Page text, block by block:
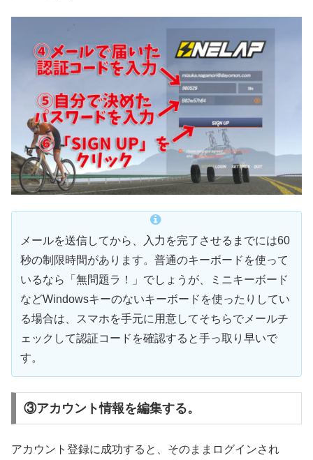
メールを送信してから、入力を完了させるまでには60
秒の制限時間があります。普通のキーボードを使って
いるなら「無問題ラ！」でしょうが、ミニキーボード
などWindowsキーのないキーボードを使ったりしてい
る場合は、スマホを手元に用意してそちらでメールチ
ェックして認証コードを確認すると手っ取り早いで
す。
③アカウント情報を編集する。
アカウント登録に成功すると、そのままログインされ